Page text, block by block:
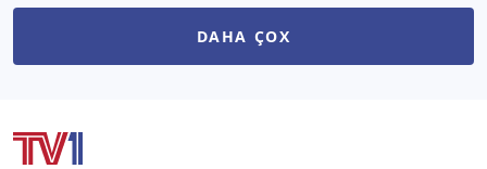
DAHA ÇOX